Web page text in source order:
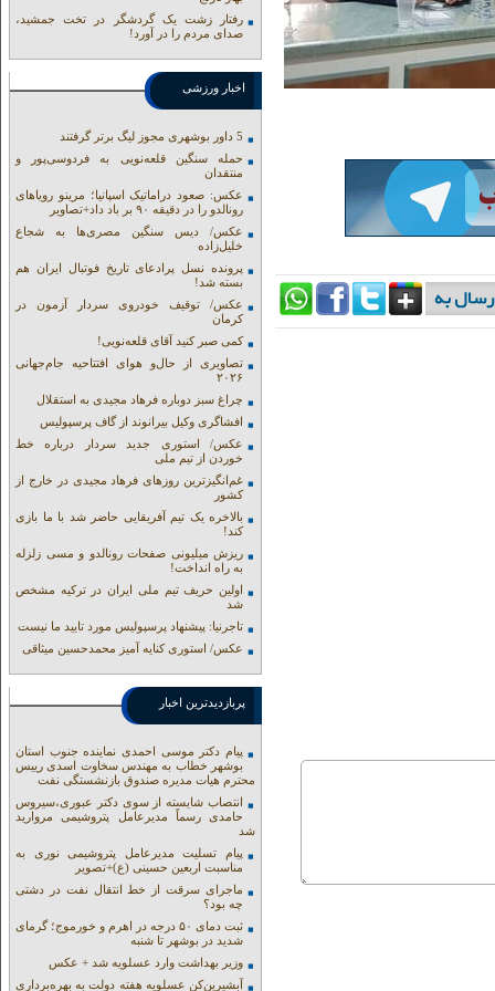
رفتار زشت یک گردشگر در تخت جمشید،
صدای مردم را در آورد!
اخبار ورزشی
5 داور بوشهری مجوز لیگ برتر گرفتند
حمله سنگین قلعه‌نویی به فردوسی‌پور و
منتقدان
عکس: صعود دراماتیک اسپانیا؛ مرینو رویاهای
رونالدو را در دقیقه ۹۰ بر باد داد+تصاویر
عکس/ دیس سنگین مصری‌ها به شجاع
خلیل‌زاده
پرونده نسل پرادعای تاریخ فوتبال ایران هم
بسته شد!
عکس/ توقیف خودروی سردار آزمون در
کرمان
کمی صبر کنید آقای قلعه‌نویی!
تصاویری از حال‌و هوای افتتاحیه جام‌جهانی
۲۰۲۶
چراغ سبز دوباره فرهاد مجیدی به استقلال
افشاگری وکیل بیرانوند از گاف‌ پرسپولیس
عکس/ استوری جدید سردار درباره خط
خوردن از تیم ملی
غم‌انگیزترین روزهای فرهاد مجیدی در خارج از
کشور
بالاخره یک تیم آفریقایی حاضر شد با ما بازی
کند!
ریزش میلیونی صفحات رونالدو و مسی زلزله
به راه انداخت!
اولین حریف تیم ملی ایران در ترکیه مشخص
شد
تاجرنیا: پیشنهاد پرسپولیس مورد تایید ما نیست
عکس/ استوری کنایه آمیز محمدحسین میثاقی
پربازدیدترین اخبار
پیام دکتر موسی احمدی نماینده جنوب استان
بوشهر خطاب به مهندس سخاوت اسدی رییس
محترم هیات مدیره صندوق بازنشستگی نفت
انتصاب شایسته از سوی دکتر عبوری،سیروس
حامدی رسماً مدیرعامل پتروشیمی مروارید
شد
پیام تسلیت مدیرعامل پتروشیمی نوری به
مناسبت اربعین حسینی (ع)+تصویر
ماجرای سرقت از خط انتقال نفت در دشتی
چه بود؟
ثبت دمای ۵۰ درجه در اهرم و خورموج؛ گرمای
شدید در بوشهر تا شنبه
وزیر بهداشت وارد عسلویه شد + عکس
آبشیرین‌کن عسلویه هفته دولت به بهره‌برداری